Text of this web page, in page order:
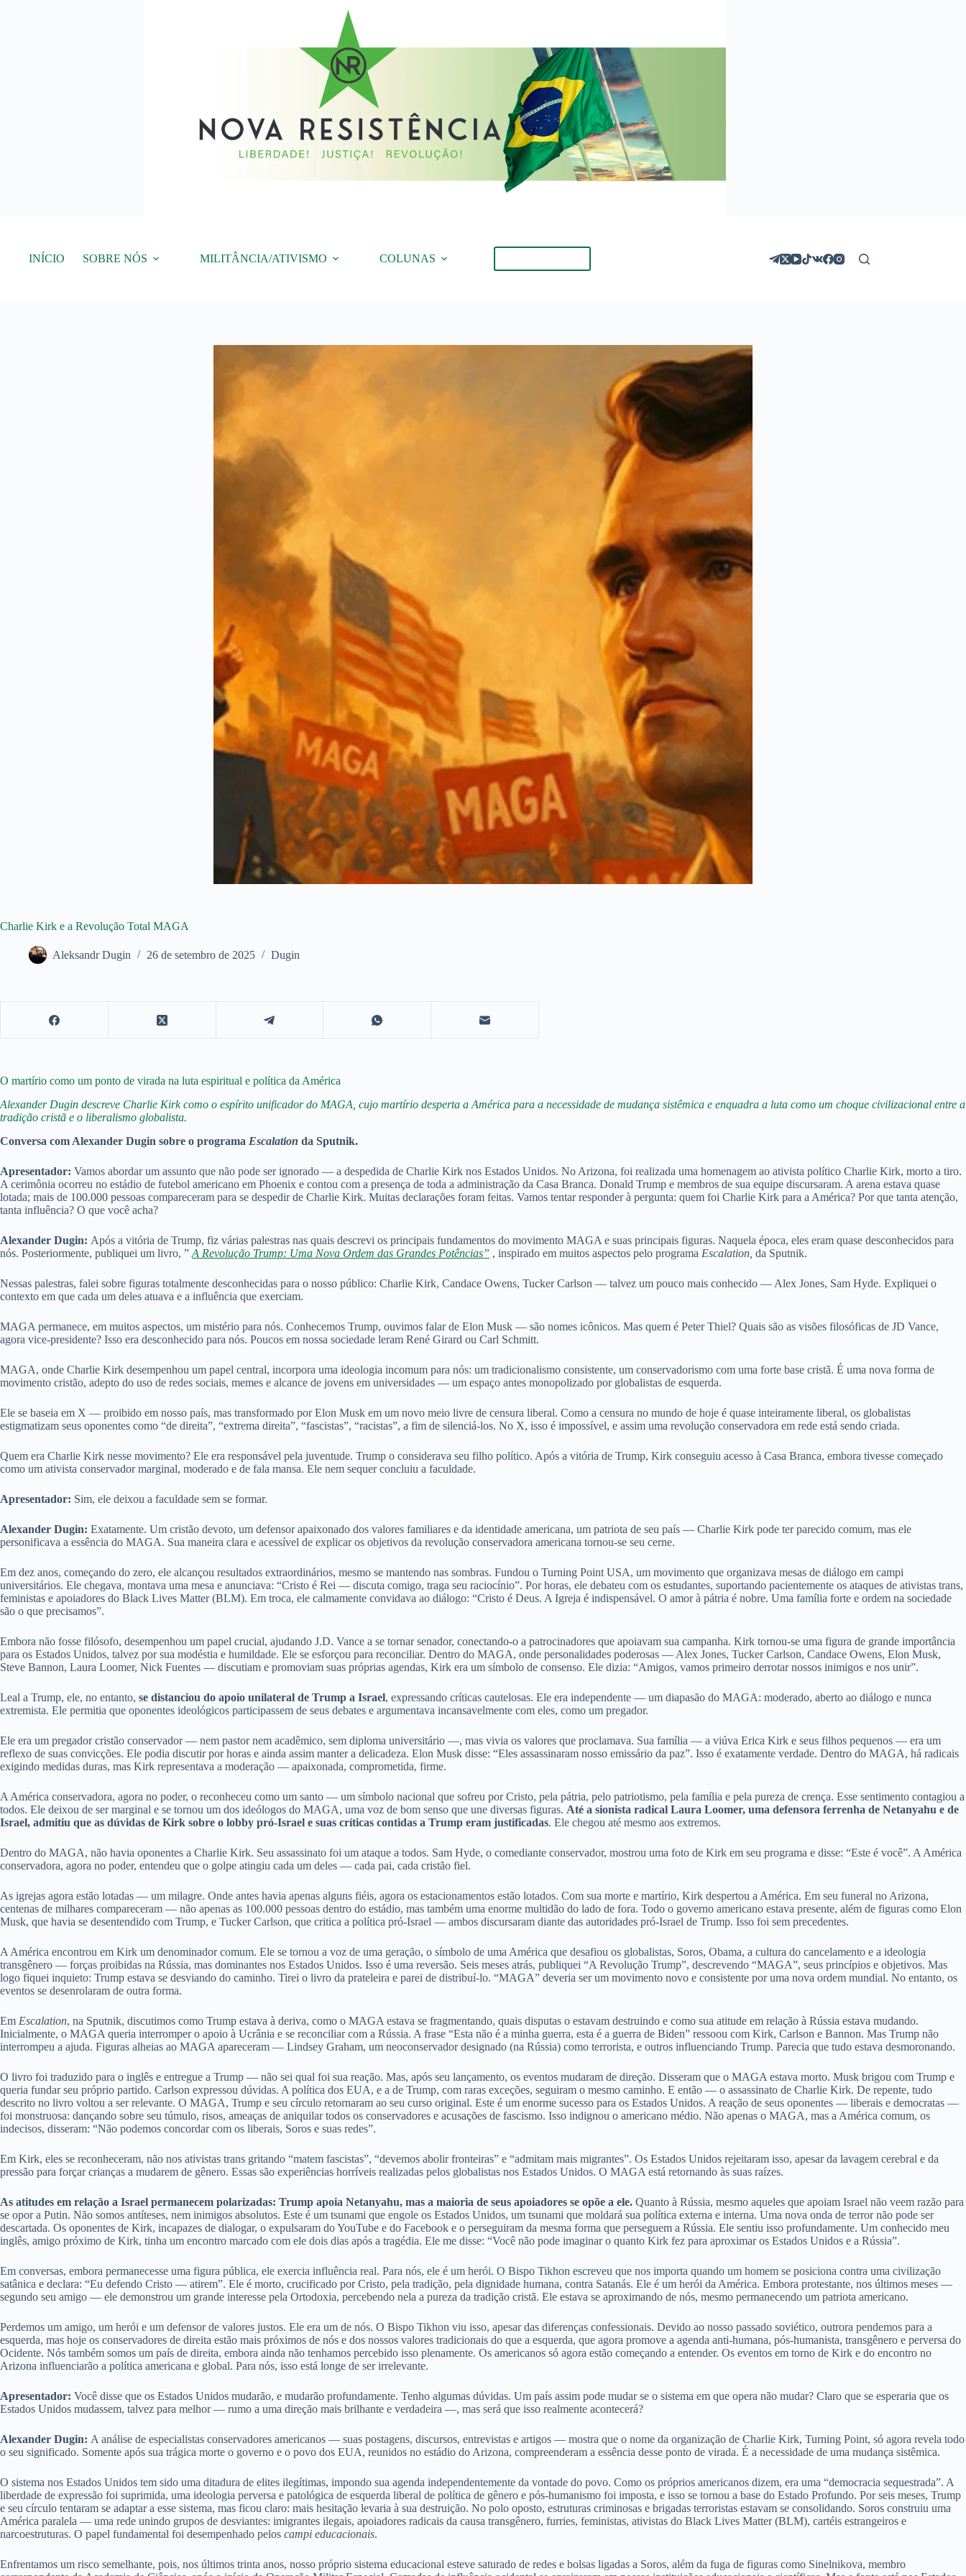
INÍCIO SOBRE NÓS MILITÂNCIA/ATIVISMO COLUNAS
Charlie Kirk e a Revolução Total MAGA
Aleksandr Dugin 26 de setembro de 2025 Dugin
O martírio como um ponto de virada na luta espiritual e política da América
Alexander Dugin descreve Charlie Kirk como o espírito unificador do MAGA, cujo martírio desperta a América para a necessidade de mudança sistêmica e enquadra a luta como um choque civilizacional entre a
tradição cristã e o liberalismo globalista.
Conversa com Alexander Dugin sobre o programa Escalation da Sputnik.
Apresentador: Vamos abordar um assunto que não pode ser ignorado — a despedida de Charlie Kirk nos Estados Unidos. No Arizona, foi realizada uma homenagem ao ativista político Charlie Kirk, morto a tiro.
A cerimônia ocorreu no estádio de futebol americano em Phoenix e contou com a presença de toda a administração da Casa Branca. Donald Trump e membros de sua equipe discursaram. A arena estava quase
lotada; mais de 100.000 pessoas compareceram para se despedir de Charlie Kirk. Muitas declarações foram feitas. Vamos tentar responder à pergunta: quem foi Charlie Kirk para a América? Por que tanta atenção,
tanta influência? O que você acha?
Alexander Dugin: Após a vitória de Trump, fiz várias palestras nas quais descrevi os principais fundamentos do movimento MAGA e suas principais figuras. Naquela época, eles eram quase desconhecidos para
nós. Posteriormente, publiquei um livro, ” A Revolução Trump: Uma Nova Ordem das Grandes Potências” , inspirado em muitos aspectos pelo programa Escalation, da Sputnik.
Nessas palestras, falei sobre figuras totalmente desconhecidas para o nosso público: Charlie Kirk, Candace Owens, Tucker Carlson — talvez um pouco mais conhecido — Alex Jones, Sam Hyde. Expliquei o
contexto em que cada um deles atuava e a influência que exerciam.
MAGA permanece, em muitos aspectos, um mistério para nós. Conhecemos Trump, ouvimos falar de Elon Musk — são nomes icônicos. Mas quem é Peter Thiel? Quais são as visões filosóficas de JD Vance,
agora vice-presidente? Isso era desconhecido para nós. Poucos em nossa sociedade leram René Girard ou Carl Schmitt.
MAGA, onde Charlie Kirk desempenhou um papel central, incorpora uma ideologia incomum para nós: um tradicionalismo consistente, um conservadorismo com uma forte base cristã. É uma nova forma de
movimento cristão, adepto do uso de redes sociais, memes e alcance de jovens em universidades — um espaço antes monopolizado por globalistas de esquerda.
Ele se baseia em X — proibido em nosso país, mas transformado por Elon Musk em um novo meio livre de censura liberal. Como a censura no mundo de hoje é quase inteiramente liberal, os globalistas
estigmatizam seus oponentes como “de direita”, “extrema direita”, “fascistas”, “racistas”, a fim de silenciá-los. No X, isso é impossível, e assim uma revolução conservadora em rede está sendo criada.
Quem era Charlie Kirk nesse movimento? Ele era responsável pela juventude. Trump o considerava seu filho político. Após a vitória de Trump, Kirk conseguiu acesso à Casa Branca, embora tivesse começado
como um ativista conservador marginal, moderado e de fala mansa. Ele nem sequer concluiu a faculdade.
Apresentador: Sim, ele deixou a faculdade sem se formar.
Alexander Dugin: Exatamente. Um cristão devoto, um defensor apaixonado dos valores familiares e da identidade americana, um patriota de seu país — Charlie Kirk pode ter parecido comum, mas ele
personificava a essência do MAGA. Sua maneira clara e acessível de explicar os objetivos da revolução conservadora americana tornou-se seu cerne.
Em dez anos, começando do zero, ele alcançou resultados extraordinários, mesmo se mantendo nas sombras. Fundou o Turning Point USA, um movimento que organizava mesas de diálogo em campi
universitários. Ele chegava, montava uma mesa e anunciava: “Cristo é Rei — discuta comigo, traga seu raciocínio”. Por horas, ele debateu com os estudantes, suportando pacientemente os ataques de ativistas trans,
feministas e apoiadores do Black Lives Matter (BLM). Em troca, ele calmamente convidava ao diálogo: “Cristo é Deus. A Igreja é indispensável. O amor à pátria é nobre. Uma família forte e ordem na sociedade
são o que precisamos”.
Embora não fosse filósofo, desempenhou um papel crucial, ajudando J.D. Vance a se tornar senador, conectando-o a patrocinadores que apoiavam sua campanha. Kirk tornou-se uma figura de grande importância
para os Estados Unidos, talvez por sua modéstia e humildade. Ele se esforçou para reconciliar. Dentro do MAGA, onde personalidades poderosas — Alex Jones, Tucker Carlson, Candace Owens, Elon Musk,
Steve Bannon, Laura Loomer, Nick Fuentes — discutiam e promoviam suas próprias agendas, Kirk era um símbolo de consenso. Ele dizia: “Amigos, vamos primeiro derrotar nossos inimigos e nos unir”.
Leal a Trump, ele, no entanto, se distanciou do apoio unilateral de Trump a Israel, expressando críticas cautelosas. Ele era independente — um diapasão do MAGA: moderado, aberto ao diálogo e nunca
extremista. Ele permitia que oponentes ideológicos participassem de seus debates e argumentava incansavelmente com eles, como um pregador.
Ele era um pregador cristão conservador — nem pastor nem acadêmico, sem diploma universitário —, mas vivia os valores que proclamava. Sua família — a viúva Erica Kirk e seus filhos pequenos — era um
reflexo de suas convicções. Ele podia discutir por horas e ainda assim manter a delicadeza. Elon Musk disse: “Eles assassinaram nosso emissário da paz”. Isso é exatamente verdade. Dentro do MAGA, há radicais
exigindo medidas duras, mas Kirk representava a moderação — apaixonada, comprometida, firme.
A América conservadora, agora no poder, o reconheceu como um santo — um símbolo nacional que sofreu por Cristo, pela pátria, pelo patriotismo, pela família e pela pureza de crença. Esse sentimento contagiou a
todos. Ele deixou de ser marginal e se tornou um dos ideólogos do MAGA, uma voz de bom senso que une diversas figuras. Até a sionista radical Laura Loomer, uma defensora ferrenha de Netanyahu e de
Israel, admitiu que as dúvidas de Kirk sobre o lobby pró-Israel e suas críticas contidas a Trump eram justificadas. Ele chegou até mesmo aos extremos.
Dentro do MAGA, não havia oponentes a Charlie Kirk. Seu assassinato foi um ataque a todos. Sam Hyde, o comediante conservador, mostrou uma foto de Kirk em seu programa e disse: “Este é você”. A América
conservadora, agora no poder, entendeu que o golpe atingiu cada um deles — cada pai, cada cristão fiel.
As igrejas agora estão lotadas — um milagre. Onde antes havia apenas alguns fiéis, agora os estacionamentos estão lotados. Com sua morte e martírio, Kirk despertou a América. Em seu funeral no Arizona,
centenas de milhares compareceram — não apenas as 100.000 pessoas dentro do estádio, mas também uma enorme multidão do lado de fora. Todo o governo americano estava presente, além de figuras como Elon
Musk, que havia se desentendido com Trump, e Tucker Carlson, que critica a política pró-Israel — ambos discursaram diante das autoridades pró-Israel de Trump. Isso foi sem precedentes.
A América encontrou em Kirk um denominador comum. Ele se tornou a voz de uma geração, o símbolo de uma América que desafiou os globalistas, Soros, Obama, a cultura do cancelamento e a ideologia
transgênero — forças proibidas na Rússia, mas dominantes nos Estados Unidos. Isso é uma reversão. Seis meses atrás, publiquei “A Revolução Trump”, descrevendo “MAGA”, seus princípios e objetivos. Mas
logo fiquei inquieto: Trump estava se desviando do caminho. Tirei o livro da prateleira e parei de distribuí-lo. “MAGA” deveria ser um movimento novo e consistente por uma nova ordem mundial. No entanto, os
eventos se desenrolaram de outra forma.
Em Escalation, na Sputnik, discutimos como Trump estava à deriva, como o MAGA estava se fragmentando, quais disputas o estavam destruindo e como sua atitude em relação à Rússia estava mudando.
Inicialmente, o MAGA queria interromper o apoio à Ucrânia e se reconciliar com a Rússia. A frase “Esta não é a minha guerra, esta é a guerra de Biden” ressoou com Kirk, Carlson e Bannon. Mas Trump não
interrompeu a ajuda. Figuras alheias ao MAGA apareceram — Lindsey Graham, um neoconservador designado (na Rússia) como terrorista, e outros influenciando Trump. Parecia que tudo estava desmoronando.
O livro foi traduzido para o inglês e entregue a Trump — não sei qual foi sua reação. Mas, após seu lançamento, os eventos mudaram de direção. Disseram que o MAGA estava morto. Musk brigou com Trump e
queria fundar seu próprio partido. Carlson expressou dúvidas. A política dos EUA, e a de Trump, com raras exceções, seguiram o mesmo caminho. E então — o assassinato de Charlie Kirk. De repente, tudo
descrito no livro voltou a ser relevante. O MAGA, Trump e seu círculo retornaram ao seu curso original. Este é um enorme sucesso para os Estados Unidos. A reação de seus oponentes — liberais e democratas —
foi monstruosa: dançando sobre seu túmulo, risos, ameaças de aniquilar todos os conservadores e acusações de fascismo. Isso indignou o americano médio. Não apenas o MAGA, mas a América comum, os
indecisos, disseram: “Não podemos concordar com os liberais, Soros e suas redes”.
Em Kirk, eles se reconheceram, não nos ativistas trans gritando “matem fascistas”, “devemos abolir fronteiras” e “admitam mais migrantes”. Os Estados Unidos rejeitaram isso, apesar da lavagem cerebral e da
pressão para forçar crianças a mudarem de gênero. Essas são experiências horríveis realizadas pelos globalistas nos Estados Unidos. O MAGA está retornando às suas raízes.
As atitudes em relação a Israel permanecem polarizadas: Trump apoia Netanyahu, mas a maioria de seus apoiadores se opõe a ele. Quanto à Rússia, mesmo aqueles que apoiam Israel não veem razão para
se opor a Putin. Não somos antíteses, nem inimigos absolutos. Este é um tsunami que engole os Estados Unidos, um tsunami que moldará sua política externa e interna. Uma nova onda de terror não pode ser
descartada. Os oponentes de Kirk, incapazes de dialogar, o expulsaram do YouTube e do Facebook e o perseguiram da mesma forma que perseguem a Rússia. Ele sentiu isso profundamente. Um conhecido meu
inglês, amigo próximo de Kirk, tinha um encontro marcado com ele dois dias após a tragédia. Ele me disse: “Você não pode imaginar o quanto Kirk fez para aproximar os Estados Unidos e a Rússia”.
Em conversas, embora permanecesse uma figura pública, ele exercia influência real. Para nós, ele é um herói. O Bispo Tikhon escreveu que nos importa quando um homem se posiciona contra uma civilização
satânica e declara: “Eu defendo Cristo — atirem”. Ele é morto, crucificado por Cristo, pela tradição, pela dignidade humana, contra Satanás. Ele é um herói da América. Embora protestante, nos últimos meses —
segundo seu amigo — ele demonstrou um grande interesse pela Ortodoxia, percebendo nela a pureza da tradição cristã. Ele estava se aproximando de nós, mesmo permanecendo um patriota americano.
Perdemos um amigo, um herói e um defensor de valores justos. Ele era um de nós. O Bispo Tikhon viu isso, apesar das diferenças confessionais. Devido ao nosso passado soviético, outrora pendemos para a
esquerda, mas hoje os conservadores de direita estão mais próximos de nós e dos nossos valores tradicionais do que a esquerda, que agora promove a agenda anti-humana, pós-humanista, transgênero e perversa do
Ocidente. Nós também somos um país de direita, embora ainda não tenhamos percebido isso plenamente. Os americanos só agora estão começando a entender. Os eventos em torno de Kirk e do encontro no
Arizona influenciarão a política americana e global. Para nós, isso está longe de ser irrelevante.
Apresentador: Você disse que os Estados Unidos mudarão, e mudarão profundamente. Tenho algumas dúvidas. Um país assim pode mudar se o sistema em que opera não mudar? Claro que se esperaria que os
Estados Unidos mudassem, talvez para melhor — rumo a uma direção mais brilhante e verdadeira —, mas será que isso realmente acontecerá?
Alexander Dugin: A análise de especialistas conservadores americanos — suas postagens, discursos, entrevistas e artigos — mostra que o nome da organização de Charlie Kirk, Turning Point, só agora revela todo
o seu significado. Somente após sua trágica morte o governo e o povo dos EUA, reunidos no estádio do Arizona, compreenderam a essência desse ponto de virada. É a necessidade de uma mudança sistêmica.
O sistema nos Estados Unidos tem sido uma ditadura de elites ilegítimas, impondo sua agenda independentemente da vontade do povo. Como os próprios americanos dizem, era uma “democracia sequestrada”. A
liberdade de expressão foi suprimida, uma ideologia perversa e patológica de esquerda liberal de política de gênero e pós-humanismo foi imposta, e isso se tornou a base do Estado Profundo. Por seis meses, Trump
e seu círculo tentaram se adaptar a esse sistema, mas ficou claro: mais hesitação levaria à sua destruição. No polo oposto, estruturas criminosas e brigadas terroristas estavam se consolidando. Soros construiu uma
América paralela — uma rede unindo grupos de desviantes: imigrantes ilegais, apoiadores radicais da causa transgênero, furries, feministas, ativistas do Black Lives Matter (BLM), cartéis estrangeiros e
narcoestruturas. O papel fundamental foi desempenhado pelos campi educacionais.
Enfrentamos um risco semelhante, pois, nos últimos trinta anos, nosso próprio sistema educacional esteve saturado de redes e bolsas ligadas a Soros, além da fuga de figuras como Sinelnikova, membro